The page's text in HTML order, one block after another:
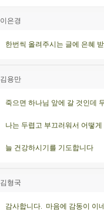
이은경
한번씩 올려주시는 글에 은혜
김용만
죽으면 하나님 앞에 갈 것인데
나는 두렵고 부끄러워서 어떻
늘 건강하시기를 기도합니다
김형국
감사합니다. 마음에 감동이 이